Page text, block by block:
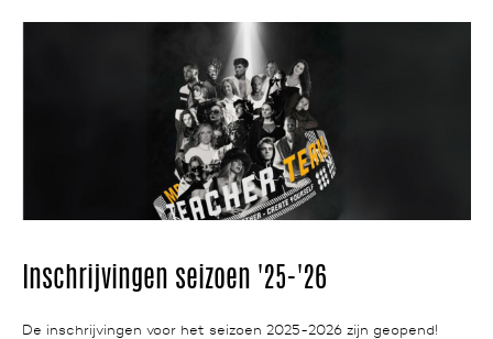
NEWS
Inschrijvingen seizoen '25-'26
De inschrijvingen voor het seizoen 2025-2026 zijn geopend!